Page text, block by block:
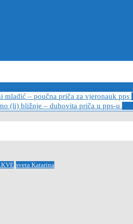
mladić – poučna priča za vjeronauk pps
(li) bližnje – duhovita priča u pps-u
sveta Katarina